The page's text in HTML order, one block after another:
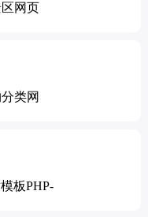
网页
类网
板PHP-